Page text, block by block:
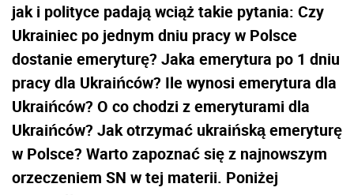
jak i polityce padają wciąż takie pytania: Czy
Ukrainiec po jednym dniu pracy w Polsce
dostanie emeryturę? Jaka emerytura po 1 dniu
pracy dla Ukraińców? Ile wynosi emerytura dla
Ukraińców? O co chodzi z emeryturami dla
Ukraińców? Jak otrzymać ukraińską emeryturę
w Polsce? Warto zapoznać się z najnowszym
orzeczeniem SN w tej materii. Poniżej